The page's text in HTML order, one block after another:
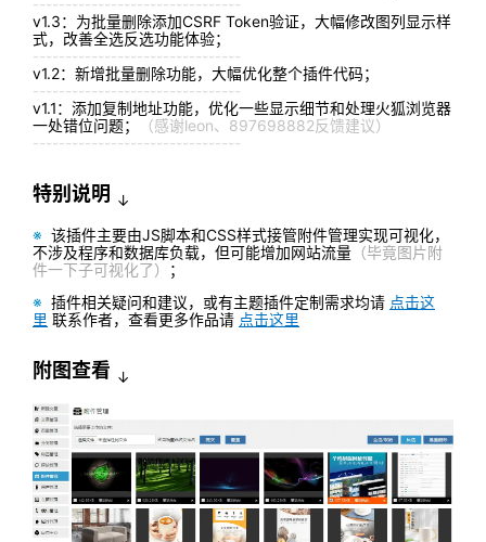
--------------------------------
v1.3：为批量删除添加CSRF Token验证，大幅修改图列显示样
式，改善全选反选功能体验；
--------------------------------
v1.2：新增批量删除功能，大幅优化整个插件代码；
--------------------------------
v1.1：添加复制地址功能，优化一些显示细节和处理火狐浏览器
一处错位问题；
（感谢leon、897698882反馈建议）
--------------------------------
特别说明
↓
※ 该插件主要由JS脚本和CSS样式接管附件管理实现可视化，
不涉及程序和数据库负载，但可能增加网站流量 （毕竟图片附
件一下子可视化了）
；
※ 插件相关疑问和建议，或有主题插件定制需求均请 点击这
里 联系作者，查看更多作品请 点击这里
附图查看 ↓